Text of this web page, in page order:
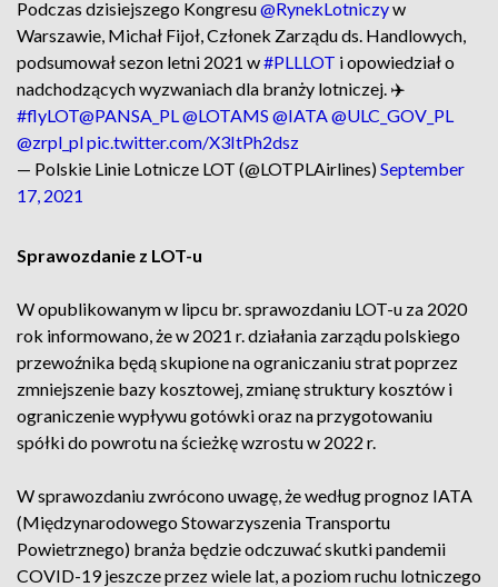
Podczas dzisiejszego Kongresu@RynekLotniczyw
Warszawie, Michał Fijoł, Członek Zarządu ds. Handlowych,
podsumował sezon letni 2021 w#PLLLOT i opowiedział o
nadchodzących wyzwaniach dla branży lotniczej. ✈️
#flyLOT@PANSA_PL@LOTAMS @IATA@ULC_GOV_PL
@zrpl_plpic.twitter.com/X3ItPh2dsz
— Polskie Linie Lotnicze LOT (@LOTPLAirlines)September
17, 2021
Sprawozdanie z LOT-u
W opublikowanym w lipcu br. sprawozdaniu LOT-u za 2020
rok informowano, że w 2021 r. działania zarządu polskiego
przewoźnika będą skupione na ograniczaniu strat poprzez
zmniejszenie bazy kosztowej, zmianę struktury kosztów i
ograniczenie wypływu gotówki oraz na przygotowaniu
spółki do powrotu na ścieżkę wzrostu w 2022 r.
W sprawozdaniu zwrócono uwagę, że według prognoz IATA
(Międzynarodowego Stowarzyszenia Transportu
Powietrznego) branża będzie odczuwać skutki pandemii
COVID-19 jeszcze przez wiele lat, a poziom ruchu lotniczego